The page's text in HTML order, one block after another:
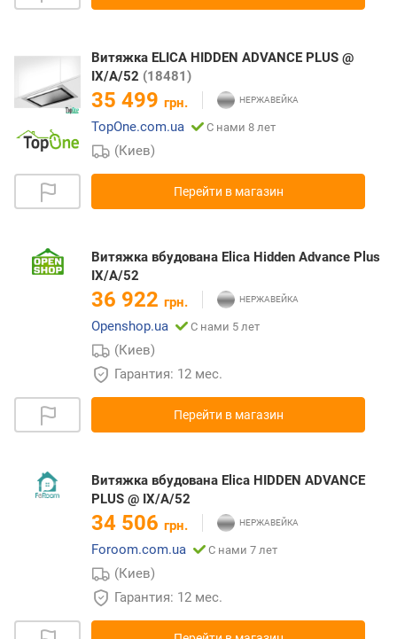
Витяжка ELICA HIDDEN ADVANCE PLUS @
IX/A/52 (18481)
35 499 грн.
TopOne.com.ua
С нами 8 лет
(Киев)
Перейти в магазин
Витяжка вбудована Elica Hidden Advance Plus
IX/A/52
36 922 грн.
Openshop.ua
С нами 5 лет
(Киев)
Гарантия: 12 мес.
Перейти в магазин
Витяжка вбудована Elica HIDDEN ADVANCE
PLUS @ IX/A/52
34 506 грн.
Foroom.com.ua
С нами 7 лет
(Киев)
Гарантия: 12 мес.